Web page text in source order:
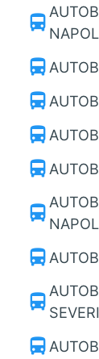
directions_bus
directions_bus
directions_bus
directions_bus
directions_bus
directions_bus
directions_bus
directions_bus
directions_bus